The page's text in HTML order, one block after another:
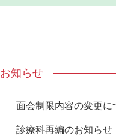
知らせ
2026年7月1日
面会制限内容の変更に
2026年1月8日
診療科再編のお知らせ